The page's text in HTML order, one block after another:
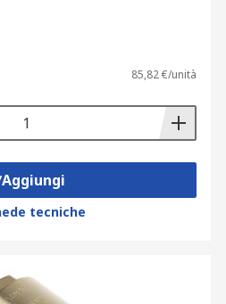
85,82 €/unità
Aggiungi
tecniche